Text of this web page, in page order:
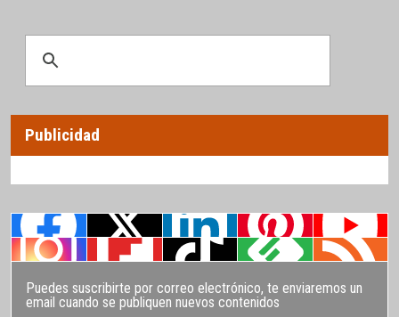
Publicidad
Puedes suscribirte por correo electrónico, te enviaremos un
email cuando se publiquen nuevos contenidos